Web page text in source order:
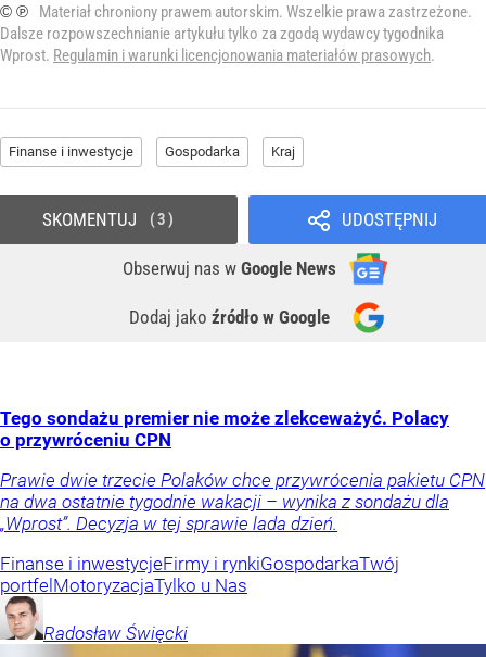
© ℗
Materiał chroniony prawem autorskim. Wszelkie prawa zastrzeżone.
Dalsze rozpowszechnianie artykułu tylko za zgodą wydawcy tygodnika
Wprost. Regulamin i warunki licencjonowania materiałów prasowych.
Finanse i inwestycje Gospodarka Kraj
UDOSTĘPNIJ
Obserwuj nas w Google News
Dodaj jako źródło w Google
SKOMENTUJ 3
Tego sondażu premier nie może zlekceważyć. Polacy
o przywróceniu CPN
Prawie dwie trzecie Polaków chce przywrócenia pakietu CPN
na dwa ostatnie tygodnie wakacji – wynika z sondażu dla
„Wprost”. Decyzja w tej sprawie lada dzień.
Finanse i inwestycjeFirmy i rynkiGospodarkaTwój
portfelMotoryzacjaTylko u Nas
Radosław Święcki